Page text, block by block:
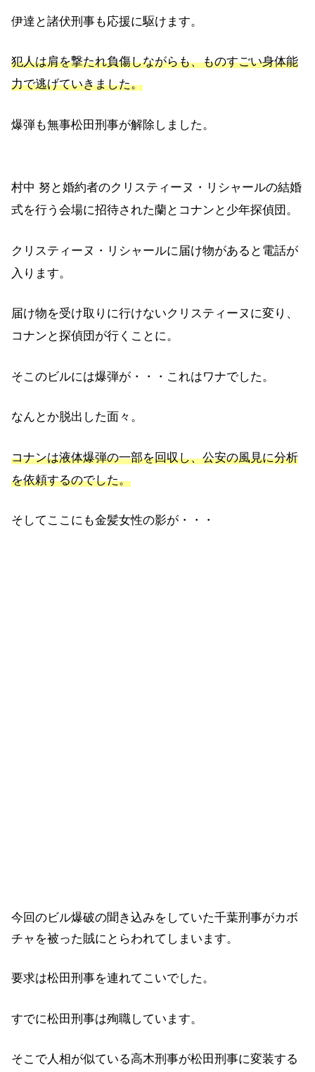
伊達と諸伏刑事も応援に駆けます。
犯人は肩を撃たれ負傷しながらも、ものすごい身体能
力で逃げていきました。
爆弾も無事松田刑事が解除しました。
村中 努と婚約者のクリスティーヌ・リシャールの結婚
式を行う会場に招待された蘭とコナンと少年探偵団。
クリスティーヌ・リシャールに届け物があると電話が
入ります。
届け物を受け取りに行けないクリスティーヌに変り、
コナンと探偵団が行くことに。
そこのビルには爆弾が・・・これはワナでした。
なんとか脱出した面々。
コナンは液体爆弾の一部を回収し、公安の風見に分析
を依頼するのでした。
そしてここにも金髪女性の影が・・・
今回のビル爆破の聞き込みをしていた千葉刑事がカボ
チャを被った賊にとらわれてしまいます。
要求は松田刑事を連れてこいでした。
すでに松田刑事は殉職しています。
そこで人相が似ている高木刑事が松田刑事に変装する